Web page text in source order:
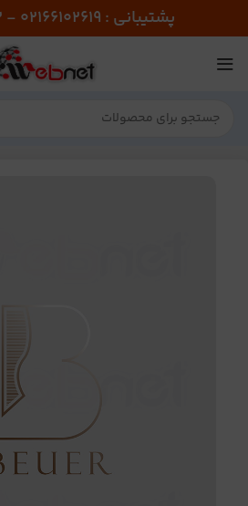
پشتیبانی : 02166102619 - 09366119082